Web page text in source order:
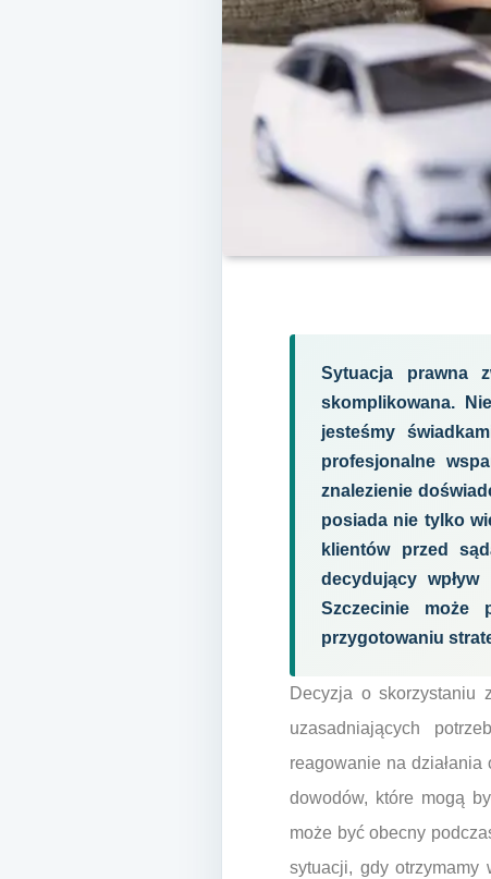
Sytuacja prawna
skomplikowana.
jesteśmy
profesjonalne
znalezienie
posiada nie tylko
klientów przed
decydujący
Szczecinie może
przygotowaniu
Decyzja o skorzystaniu
uzasadniających
reagowanie na
dowodów, które mogą
może być obecny
sytuacji, gdy otrzymamy